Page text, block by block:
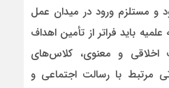
مستلزم ورود در میدان عمل
باید فراتر از تأمین اهداف
و معنوی، کلاس‌های
مرتبط با رسالت اجتماعی و